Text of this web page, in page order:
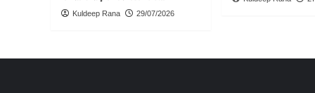
Kuldeep Rana 29/07/2026